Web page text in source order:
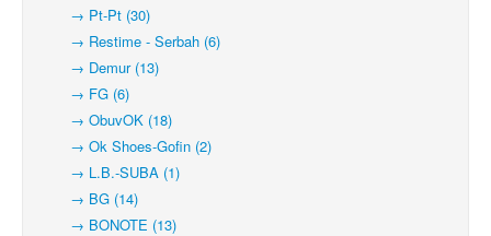
→ Pt-Pt (30)
→ Restime - Serbah (6)
→ Demur (13)
→ FG (6)
→ ObuvOK (18)
→ Ok Shoes-Gofin (2)
→ L.B.-SUBA (1)
→ BG (14)
→ BONOTE (13)